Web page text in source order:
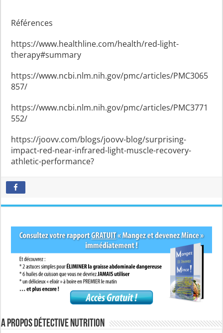
Références
https://www.healthline.com/health/red-light-
therapy#summary
https://www.ncbi.nlm.nih.gov/pmc/articles/PMC3065
857/
https://www.ncbi.nlm.nih.gov/pmc/articles/PMC3771
552/
https://joovv.com/blogs/joovv-blog/surprising-
impact-red-near-infrared-light-muscle-recovery-
athletic-performance?
A propos Détective Nutrition